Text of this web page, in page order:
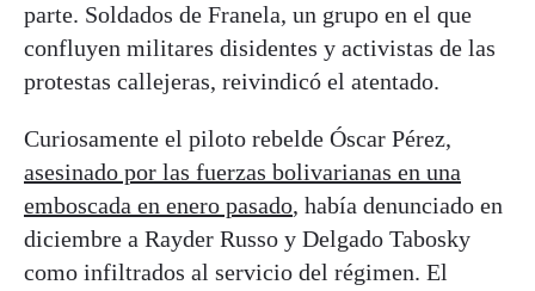
parte. Soldados de Franela, un grupo en el que
confluyen militares disidentes y activistas de las
protestas callejeras, reivindicó el atentado.
Curiosamente el piloto rebelde Óscar Pérez,
asesinado por las fuerzas bolivarianas en una
emboscada en enero pasado, había denunciado en
diciembre a Rayder Russo y Delgado Tabosky
como infiltrados al servicio del régimen. El